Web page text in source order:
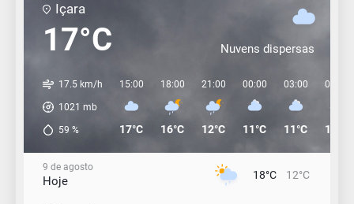
Içara
17°C Nuvens dispersas
17.5 km/h
1021 mb
59 %
15:00
17°C
18:00
16°C
21:00
12°C
00:00
11°C
03:00
11°C
06:00
11°C
9 de agosto
Hoje 18°C 12°C